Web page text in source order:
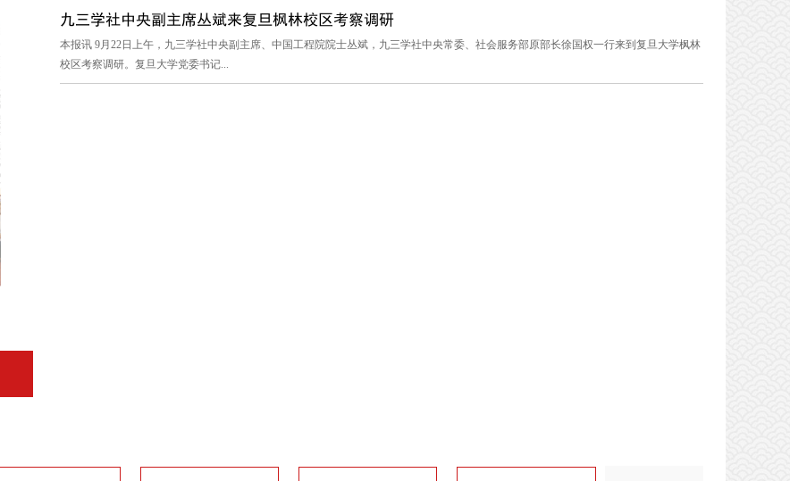
九三学社中央副主席丛斌来复旦枫林校区考察调研
本报讯 9月22日上午，九三学社中央副主席、中国工程院院士丛斌，九三学社中央常委、社会服务部原部长徐国权一行来到复旦大学枫林
校区考察调研。复旦大学党委书记...